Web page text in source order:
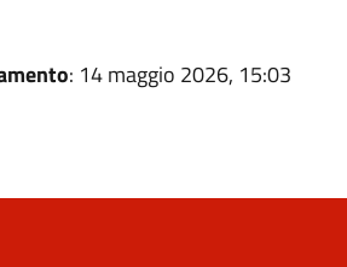
: 14 maggio 2026, 15:03